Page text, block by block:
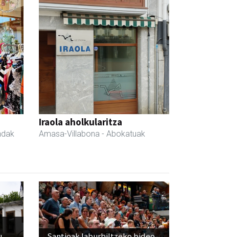
Iraola aholkularitza
Amasa-Villabona - Abokatuak